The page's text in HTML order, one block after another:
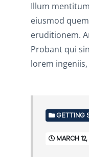
Illum
eiusmod
eruditionem.
Probant qui
lorem
GETTING
MARCH